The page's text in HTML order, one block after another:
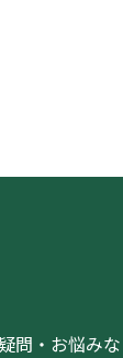
問・お悩み